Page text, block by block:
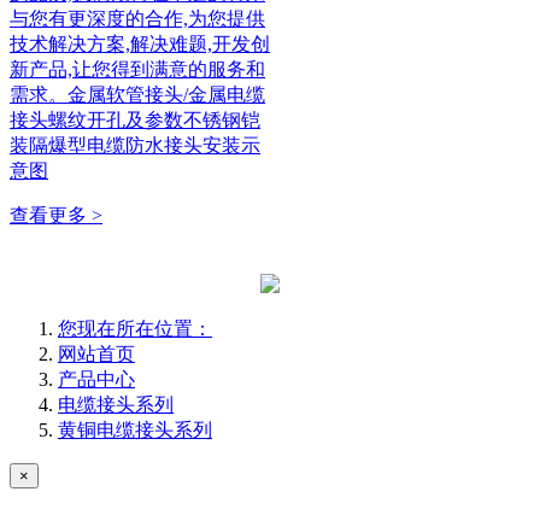
与您有更深度的合作,为您提供
技术解决方案,解决难题,开发创
新产品,让您得到满意的服务和
需求。金属软管接头/金属电缆
接头螺纹开孔及参数不锈钢铠
装隔爆型电缆防水接头安装示
意图
查看更多 >
您现在所在位置：
网站首页
产品中心
电缆接头系列
黄铜电缆接头系列
×